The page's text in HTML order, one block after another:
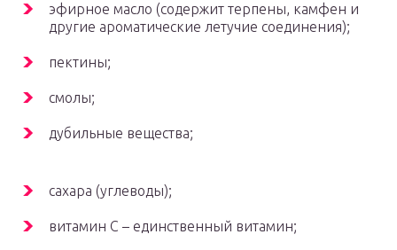
эфирное масло (содержит терпены, камфен и
другие ароматические летучие соединения);
пектины;
смолы;
дубильные вещества;
сахара (углеводы);
витамин С – единственный витамин;